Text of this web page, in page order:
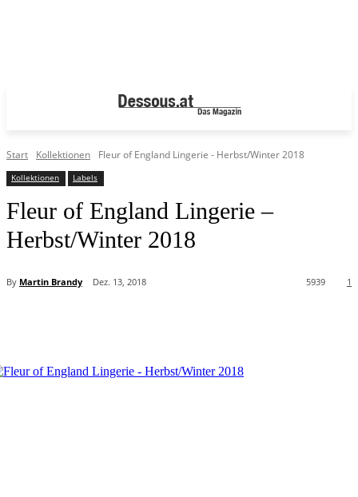
Start Kollektionen Fleur of England Lingerie - Herbst/Winter 2018
Kollektionen Labels
Fleur of England Lingerie –
Herbst/Winter 2018
By Martin Brandy Dez. 13, 2018 1
5939